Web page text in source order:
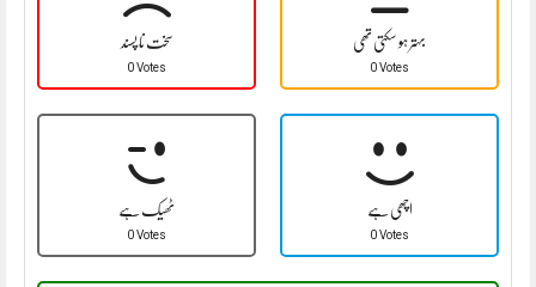
سخت نا پسند
0 Votes
بہتر ہو سکتی تھی
0 Votes
ٹھیک ہے
0 Votes
اچھی ہے
0 Votes